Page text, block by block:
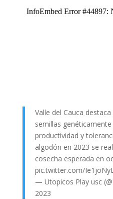
Valle del Cauca
semillas
productividad y
algodón en 2023 se
cosecha esperada en
pic.twitter.com/
— Utopicos Play usc
2023